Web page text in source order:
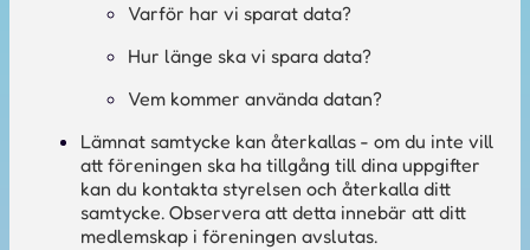
Varför har vi sparat data?
Hur länge ska vi spara data?
Vem kommer använda datan?
Lämnat samtycke kan återkallas - om du inte vill
att föreningen ska ha tillgång till dina uppgifter
kan du kontakta styrelsen och återkalla ditt
samtycke. Observera att detta innebär att ditt
medlemskap i föreningen avslutas.